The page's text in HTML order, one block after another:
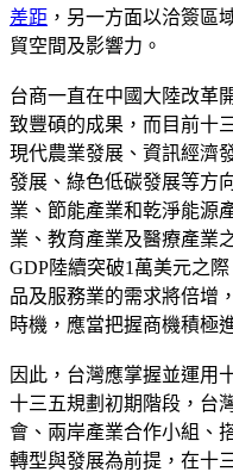
差距 ，另一方面以洽簽區
貿空間及影響力。
台商一直在中國大陸改革
致豐碩的成果，而目前十
現代農業發展、資訊經濟
發展、綠色低碳發展等方
業、節能產業和乾淨能源
業、教育產業及醫療產業
GDP陸續突破1萬美元之
品及服務業的需求將倍增
時機，應當把握商機積極
因此，台灣應掌握並運用
十三五規劃初期階段，台
會、兩岸產業合作小組、
轉型與發展為前提，在十